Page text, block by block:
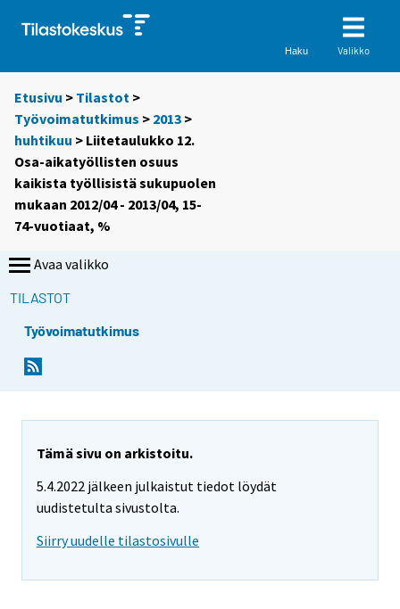
Haku Valikko
Etusivu > Tilastot >
Työvoimatutkimus > 2013 >
huhtikuu > Liitetaulukko 12.
Osa-aikatyöllisten osuus
kaikista työllisistä sukupuolen
mukaan 2012/04 - 2013/04, 15-
74-vuotiaat, %
Avaa valikko
TILASTOT
Työvoimatutkimus
Tämä sivu on arkistoitu.
5.4.2022 jälkeen julkaistut tiedot löydät
uudistetulta sivustolta.
Siirry uudelle tilastosivulle